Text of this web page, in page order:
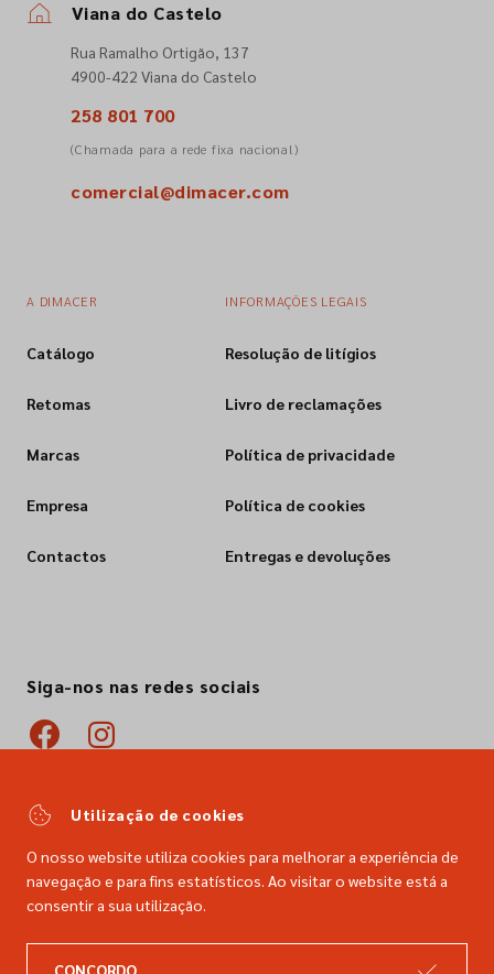
Empresa
Siga-nos nas redes sociais
Viana do Castelo
Rua Ramalho Ortigão, 137
4900-422 Viana do Castelo
258 801 700
(Chamada para a rede fixa nacional)
comercial@dimacer.com
A DIMACER
Catálogo
Retomas
Marcas
Empresa
Contactos
INFORMAÇÕES LEGAIS
Resolução de litígios
Livro de reclamações
Política de privacidade
Política de cookies
Entregas e devoluções
Siga-nos nas redes sociais
Utilização de cookies
O nosso website utiliza cookies para melhorar a experiência de
navegação e para fins estatísticos. Ao visitar o website está a
consentir a sua utilização.
CONCORDO